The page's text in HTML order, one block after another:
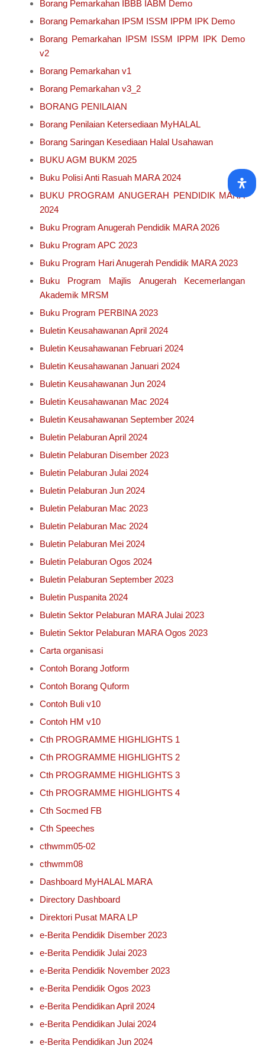
Borang Pemarkahan IBBB IABM Demo
Borang Pemarkahan IPSM ISSM IPPM IPK Demo
Borang Pemarkahan IPSM ISSM IPPM IPK Demo
v2
Borang Pemarkahan v1
Borang Pemarkahan v3_2
BORANG PENILAIAN
Borang Penilaian Ketersediaan MyHALAL
Borang Saringan Kesediaan Halal Usahawan
BUKU AGM BUKM 2025
Buku Polisi Anti Rasuah MARA 2024
BUKU PROGRAM ANUGERAH PENDIDIK MARA
2024
Buku Program Anugerah Pendidik MARA 2026
Buku Program APC 2023
Buku Program Hari Anugerah Pendidik MARA 2023
Buku Program Majlis Anugerah Kecemerlangan
Akademik MRSM
Buku Program PERBINA 2023
Buletin Keusahawanan April 2024
Buletin Keusahawanan Februari 2024
Buletin Keusahawanan Januari 2024
Buletin Keusahawanan Jun 2024
Buletin Keusahawanan Mac 2024
Buletin Keusahawanan September 2024
Buletin Pelaburan April 2024
Buletin Pelaburan Disember 2023
Buletin Pelaburan Julai 2024
Buletin Pelaburan Jun 2024
Buletin Pelaburan Mac 2023
Buletin Pelaburan Mac 2024
Buletin Pelaburan Mei 2024
Buletin Pelaburan Ogos 2024
Buletin Pelaburan September 2023
Buletin Puspanita 2024
Buletin Sektor Pelaburan MARA Julai 2023
Buletin Sektor Pelaburan MARA Ogos 2023
Carta organisasi
Contoh Borang Jotform
Contoh Borang Quform
Contoh Buli v10
Contoh HM v10
Cth PROGRAMME HIGHLIGHTS 1
Cth PROGRAMME HIGHLIGHTS 2
Cth PROGRAMME HIGHLIGHTS 3
Cth PROGRAMME HIGHLIGHTS 4
Cth Socmed FB
Cth Speeches
cthwmm05-02
cthwmm08
Dashboard MyHALAL MARA
Directory Dashboard
Direktori Pusat MARA LP
e-Berita Pendidik Disember 2023
e-Berita Pendidik Julai 2023
e-Berita Pendidik November 2023
e-Berita Pendidik Ogos 2023
e-Berita Pendidikan April 2024
e-Berita Pendidikan Julai 2024
e-Berita Pendidikan Jun 2024